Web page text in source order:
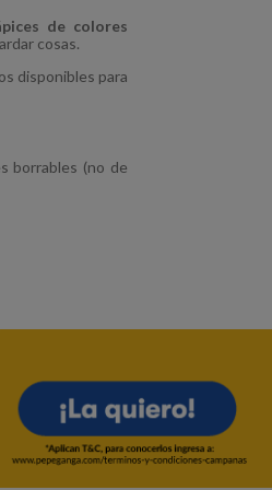
de colores
cosas.
disponibles para
borrables (no de